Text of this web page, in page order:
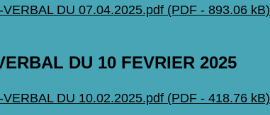
DU 07.04.2025.pdf (PDF - 893.06 kB)
DU 10 FEVRIER 2025
DU 10.02.2025.pdf (PDF - 418.76 kB)